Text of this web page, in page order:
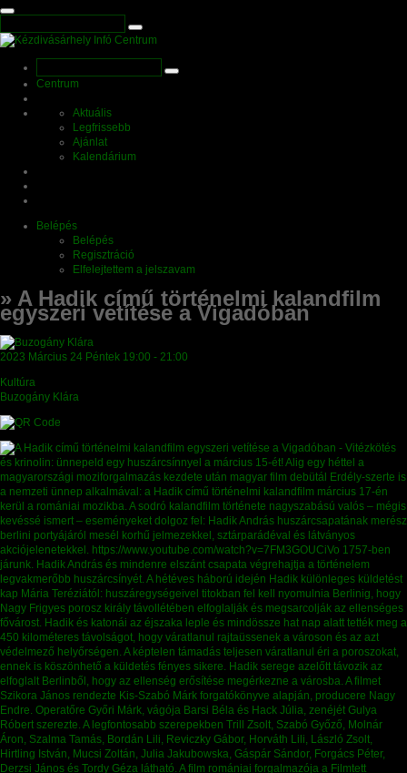
Centrum
Aktuális
Legfrissebb
Ajánlat
Kalendárium
Belépés
Belépés
Regisztráció
Elfelejtettem a jelszavam
» A Hadik című történelmi kalandfilm
egyszeri vetítése a Vigadóban
2023 Március 24 Péntek 19:00 - 21:00
Kultúra
Buzogány Klára